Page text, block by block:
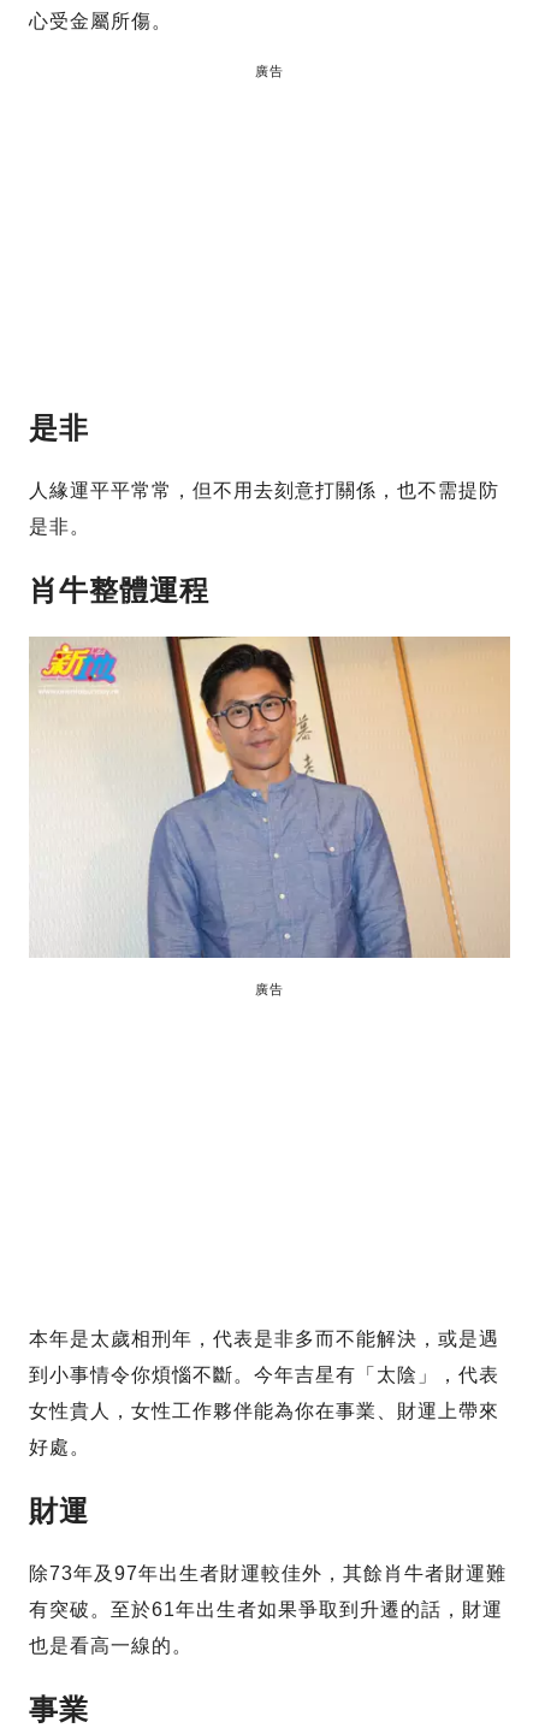
心受金屬所傷。
廣告
是非
人緣運平平常常，但不用去刻意打關係，也不需提防
是非。
肖牛整體運程
廣告
本年是太歲相刑年，代表是非多而不能解決，或是遇
到小事情令你煩惱不斷。今年吉星有「太陰」，代表
女性貴人，女性工作夥伴能為你在事業、財運上帶來
好處。
財運
除73年及97年出生者財運較佳外，其餘肖牛者財運難
有突破。至於61年出生者如果爭取到升遷的話，財運
也是看高一線的。
事業